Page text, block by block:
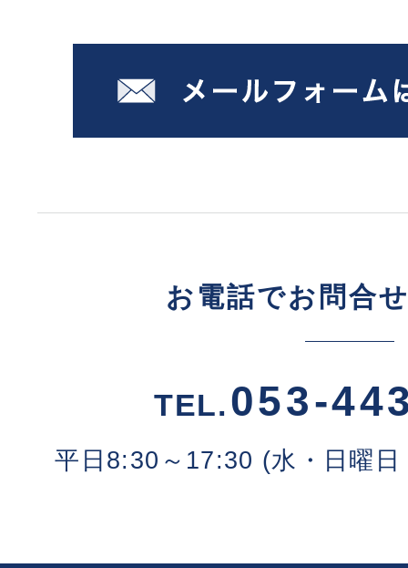
お電話でお問合
TEL.053-
平日8:30～17:30 (水・日曜